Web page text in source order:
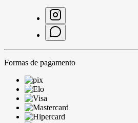
Formas de pagamento